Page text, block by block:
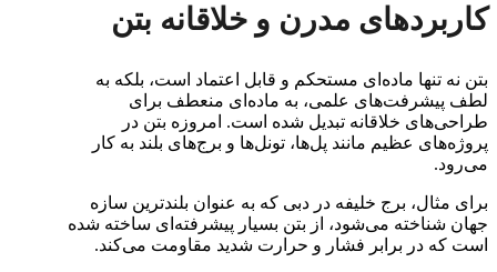
کاربردهای مدرن و خلاقانه بتن
بتن نه تنها ماده‌ای مستحکم و قابل اعتماد است، بلکه به
لطف پیشرفت‌های علمی، به ماده‌ای منعطف برای
طراحی‌های خلاقانه تبدیل شده است. امروزه بتن در
پروژه‌های عظیم مانند پل‌ها، تونل‌ها و برج‌های بلند به کار
می‌رود.
برای مثال، برج خلیفه در دبی که به عنوان بلندترین سازه
جهان شناخته می‌شود، از بتن بسیار پیشرفته‌ای ساخته شده
است که در برابر فشار و حرارت شدید مقاومت می‌کند.